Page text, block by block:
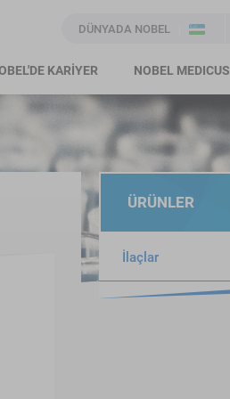
DÜNYADA NOBEL
KARİYER NOBEL MEDICUS
ÜRÜNLER
İlaçlar